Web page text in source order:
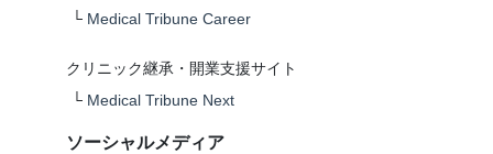
└ Medical Tribune Career
クリニック継承・開業支援サイト
└ Medical Tribune Next
ソーシャルメディア